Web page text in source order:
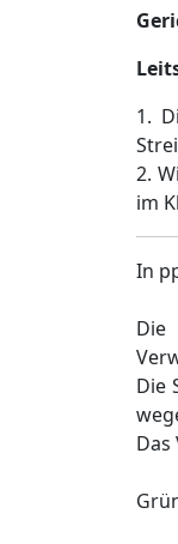
1.
2.
im
In
Die